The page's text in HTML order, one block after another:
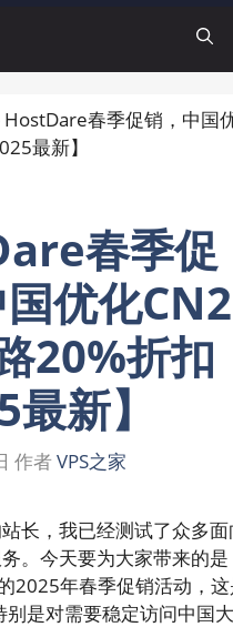
HostDare春季促销，中国
最新】
春季促
优化CN2
20%折扣
最新】
作者VPS之家
长，我已经测试了众多
务。今天要为大家带来的是
2025年春季促销活动，
别是对需要稳定访问中国